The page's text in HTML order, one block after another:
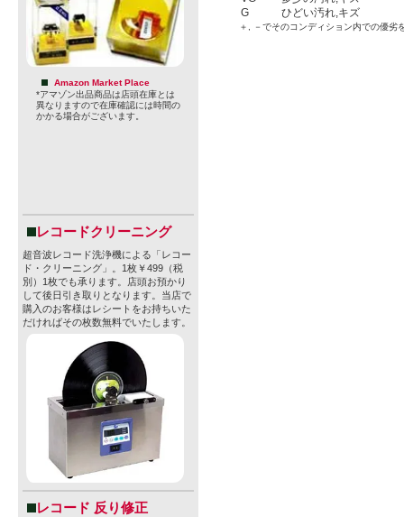
Amazon Market Place
*アマゾン出品商品は店頭在庫とは
異なりますので在庫確認には時間の
かかる場合がございます。
レコードクリーニング
超音波レコード洗浄機による「レコー
ド・クリーニング」。1枚￥499（税
別）1枚でも承ります。店頭お預かり
して後日引き取りとなります。当店で
購入のお客様はレシートをお持ちいた
だければその枚数無料でいたします。
レコード 反り修正
G
ひどい汚れ,キズ
＋, －でそのコンディション内での優劣